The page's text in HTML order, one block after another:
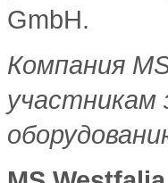
GmbH.
Компания
участникам